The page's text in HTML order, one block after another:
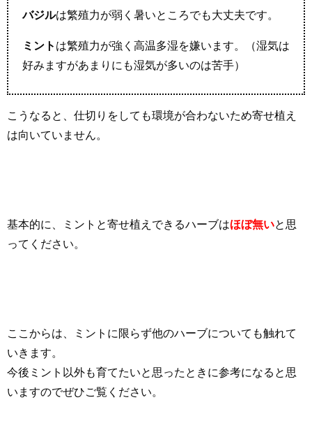
バジルは繁殖力が弱く暑いところでも大丈夫です。
ミント は繁殖力が強く高温多湿を嫌います。（湿気は
好みますがあまりにも湿気が多いのは苦手）
こうなると、仕切りをしても環境が合わないため寄せ植え
は向いていません。
基本的に、ミントと寄せ植えできるハーブはほぼ無いと思
ってください。
ここからは、ミントに限らず他のハーブについても触れて
いきます。
今後ミント以外も育てたいと思ったときに参考になると思
いますのでぜひご覧ください。